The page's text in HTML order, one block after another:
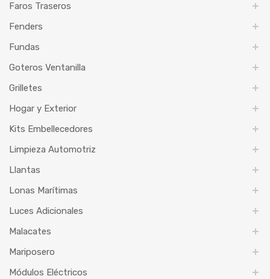
Faros Traseros
Fenders
Fundas
Goteros Ventanilla
Grilletes
Hogar y Exterior
Kits Embellecedores
Limpieza Automotriz
Llantas
Lonas Marítimas
Luces Adicionales
Malacates
Mariposero
Módulos Eléctricos